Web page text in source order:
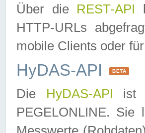
Über die REST-API
HTTP-URLs
mobile Clients oder
HyDAS-API BETA
Die HyDAS-API ist
PEGELONLINE. Sie